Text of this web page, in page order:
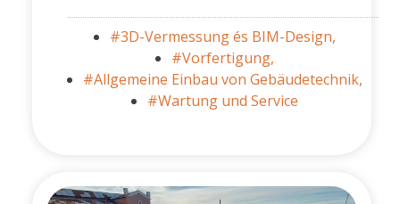
#3D-Vermessung és BIM-Design,
#Vorfertigung,
#Allgemeine Einbau von Gebäudetechnik,
#Wartung und Service